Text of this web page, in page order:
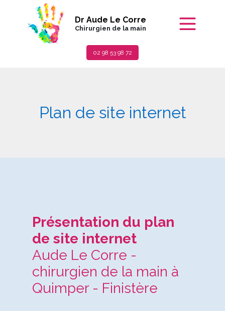
Dr Aude Le Corre
Chirurgien de la main
02 98 53 98 72
Plan de site internet
Présentation du plan
de site internet
Aude Le Corre -
chirurgien de la main à
Quimper - Finistère